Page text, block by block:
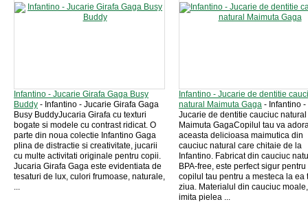
Infantino - Jucarie Girafa Gaga Busy
Buddy - Infantino - Jucarie Girafa Gaga
Busy BuddyJucaria Girafa cu texturi
bogate si modele cu contrast ridicat. O
parte din noua colectie Infantino Gaga
plina de distractie si creativitate, jucarii
cu multe activitati originale pentru copii.
Jucaria Girafa Gaga este evidentiata de
tesaturi de lux, culori frumoase, naturale,
...
Infantino - Jucarie de dentitie
natural Maimuta Gaga - Infantino -
Jucarie de dentitie cauciuc natural
Maimuta GagaCopilul tau va
aceasta delicioasa maimutica din
cauciuc natural care chitaie de la
Infantino. Fabricat din cauciuc
BPA-free, este perfect sigur pentru
copilul tau pentru a mesteca la ea
ziua. Materialul din cauciuc
imita pielea ...